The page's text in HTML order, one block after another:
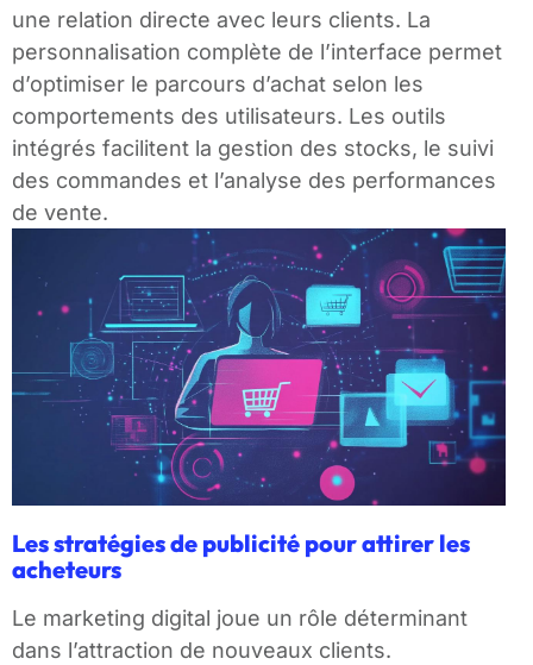
une relation directe avec leurs clients. La
personnalisation complète de l’interface permet
d’optimiser le parcours d’achat selon les
comportements des utilisateurs. Les outils
intégrés facilitent la gestion des stocks, le suivi
des commandes et l’analyse des performances
de vente.
Les stratégies de publicité pour attirer les
acheteurs
Le marketing digital joue un rôle déterminant
dans l’attraction de nouveaux clients.